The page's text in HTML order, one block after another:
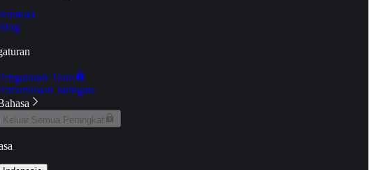
Akun
Jaringan
Keluar Semua Perangkat